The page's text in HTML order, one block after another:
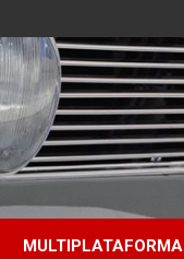
sector automotriz
MULTIPLATAFORMA